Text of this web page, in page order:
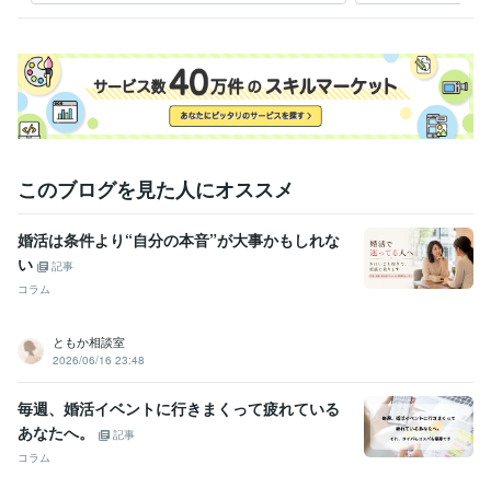
会お
このブログを見た人にオススメ
婚活は条件より“自分の本音”が大事かもしれな
い
記事
コラム
ともか相談室
2026/06/16 23:48
毎週、婚活イベントに行きまくって疲れている
あなたへ。
記事
コラム